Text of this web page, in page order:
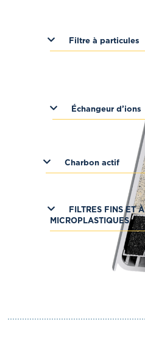
Filtre à particules
Échangeur d’ions
Charbon actif
FILTRES FINS ET À
MICROPLASTIQUES